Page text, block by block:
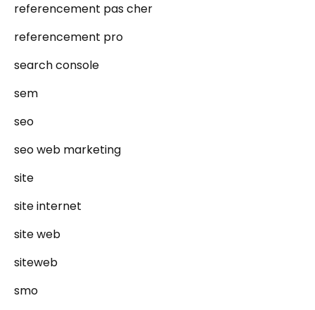
referencement pas cher
referencement pro
search console
sem
seo
seo web marketing
site
site internet
site web
siteweb
smo